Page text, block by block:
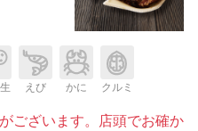
えび かに クルミ
ございます。店頭でお確か